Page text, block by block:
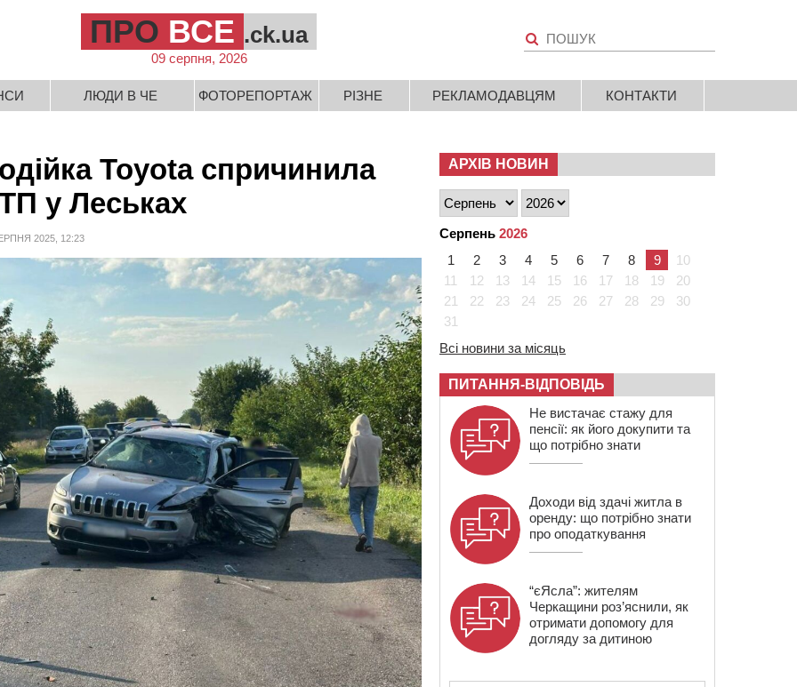
ПРО ВСЕ .ck.ua
09 серпня, 2026
ЛЮДИ В ЧЕ ФОТОРЕПОРТАЖ РІЗНЕ РЕКЛАМОДАВЦЯМ КОНТАКТИ
Toyota спричинила
у Леськах
2025, 12:23
АРХІВ НОВИН
Серпень 2026
1
2 3 4 5 6 7 8 9
10
11
12 13 14 15 16 17 18 19
20
21
22 23 24 25 26 27 28 29
30
31
Всі новини за місяць
ПИТАННЯ-ВІДПОВІДЬ
Не вистачає стажу для
пенсії: як його докупити та
що потрібно знати
Доходи від здачі житла в
оренду: що потрібно знати
про оподаткування
“єЯсла”: жителям
Черкащини роз’яснили, як
отримати допомогу для
догляду за дитиною